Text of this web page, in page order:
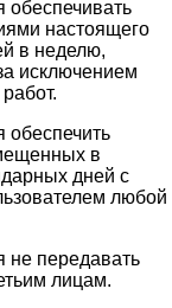
обеспечивать
настоящего
в неделю,
исключением
обеспечить
в
дней с
любой
не передавать
лицам.